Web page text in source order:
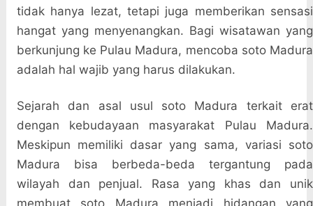
tidak hanya lezat, tetapi juga memberikan sensasi
hangat yang menyenangkan. Bagi wisatawan yang
berkunjung ke Pulau Madura, mencoba soto Madura
adalah hal wajib yang harus dilakukan.
Sejarah dan asal usul soto Madura terkait erat
dengan kebudayaan masyarakat Pulau Madura.
Meskipun memiliki dasar yang sama, variasi soto
Madura bisa berbeda-beda tergantung pada
wilayah dan penjual. Rasa yang khas dan unik